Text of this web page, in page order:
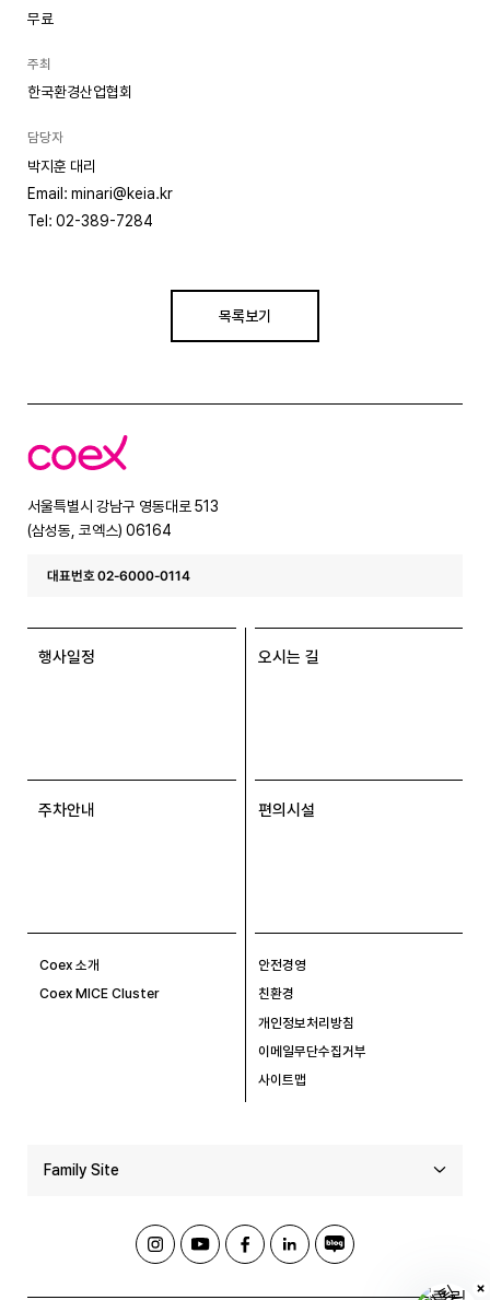
무료
주최
한국환경산업협회
담당자
박지훈 대리
Email: minari@keia.kr
Tel: 02-389-7284
목록보기
코
엑
서울특별시 강남구 영동대로 513
(삼성동, 코엑스) 06164
대표번호 02-6000-0114
행사일정 오시는 길
주차안내 편의시설
Coex 소개
Coex MICE Cluster
안전경영
친환경
개인정보처리방침
이메일무단수집거부
사이트맵
Family Site